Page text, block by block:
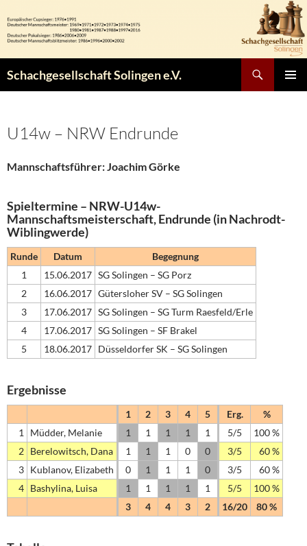
Inhalt
springen
Schachgesellschaft Solingen e.V.
U14w – NRW Endrunde
Mannschaftsführer:Joachim Görke
Spieltermine – NRW-U14w-
Mannschaftsmeisterschaft, Endrunde (in Nachrodt-
Wiblingwerde)
Runde Datum
Begegnung
1
15.06.2017 SG Solingen – SG Porz
2
16.06.2017 Gütersloher SV – SG Solingen
3
17.06.2017 SG Solingen – SG Turm Raesfeld/Erle
4
17.06.2017 SG Solingen – SF Brakel
5
18.06.2017 Düsseldorfer SK – SG Solingen
Ergebnisse
1 2 3 4 5 Erg.
%
1
Müdder, Melanie 1 1 1 1 1 5/5
100 %
2 Berelowitsch, Dana 1 1 1 0 0 3/5
60 %
3 Kublanov, Elizabeth 0 1 1 1 0 3/5
60 %
4 Bashylina, Luisa 1 1 1 1 1 5/5
100 %
3
4 4 3 2 16/20 80 %